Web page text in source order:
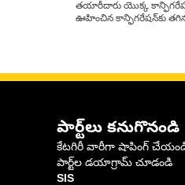
తయారీదారు యొక్క
ఊహించిన కాన్ఫిగరేషన్‌కు
పార్ట్‌లు కనుగొనండి
కేటగిరీ వారీగా షాపింగ్
పార్ట్‌ల డయాగ్రామ్ చూడండి
SIS